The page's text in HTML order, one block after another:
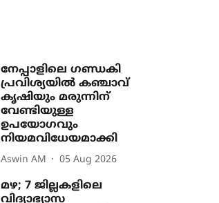
നേപ്പാളിലെ ഗണ്ഡകി
പ്രവിശ‍്യയിൽ കഞ്ചാവ്
കൃഷി‍യും മരുന്നിന്
വേണ്ടിയുള്ള
ഉപയോഗവും
നിയമവിധേയമാക്കി
Aswin AM 05 Aug 2026
മഴ; 7 ജില്ലകളിലെ
വിദ്യാഭ്യാസ